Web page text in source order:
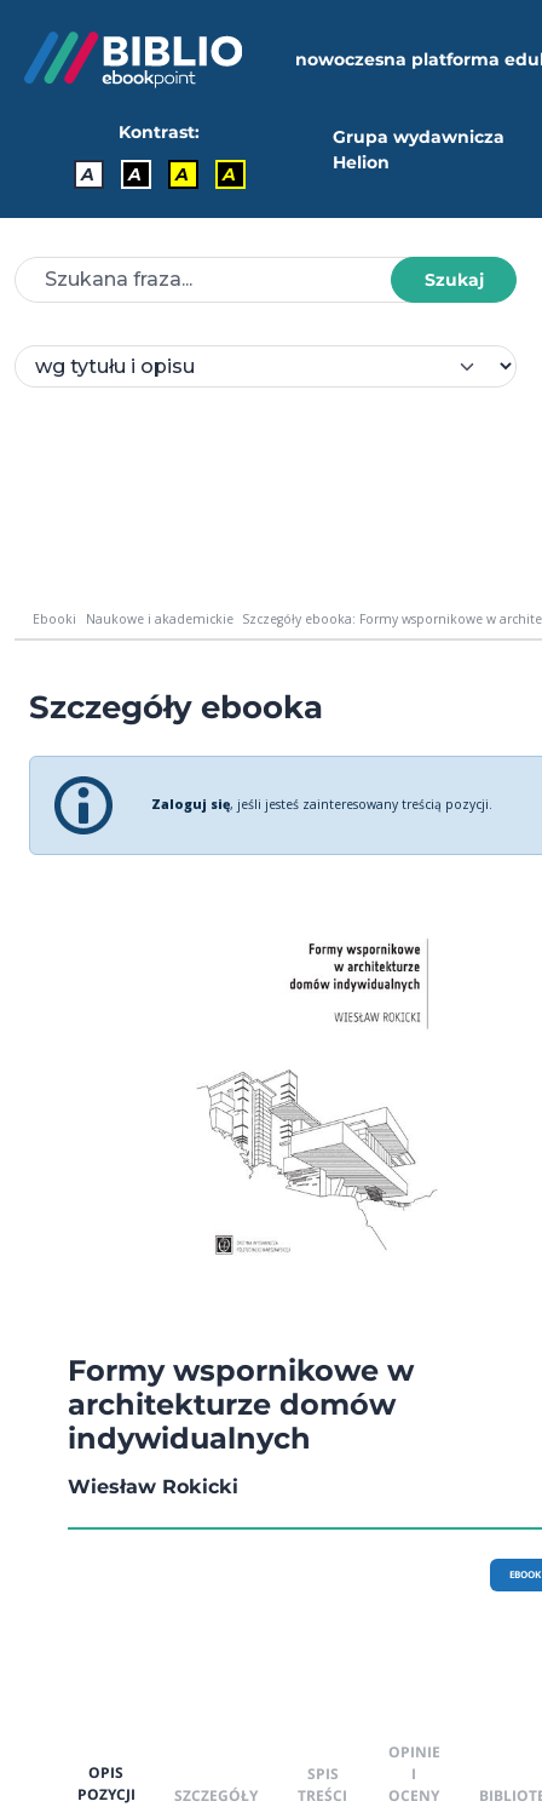
nowoczesna platforma
Kontrast:
A
A A A
Grupa wydawnicza
Helion
Szukaj
Ebooki Naukowe i akademickie Szczegóły ebooka: Formy wspornikowe w
Szczegóły ebooka
Zaloguj się, jeśli jesteś zainteresowany treścią pozycji.
Formy wspornikowe w
architekturze domów
indywidualnych
Wiesław Rokicki
EBOOK
OPIS
POZYCJI
SZCZEGÓŁY
SPIS
TREŚCI
OPINIE
I
OCENY